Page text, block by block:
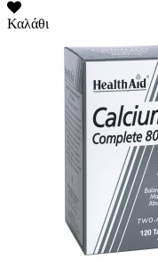
Καλάθι